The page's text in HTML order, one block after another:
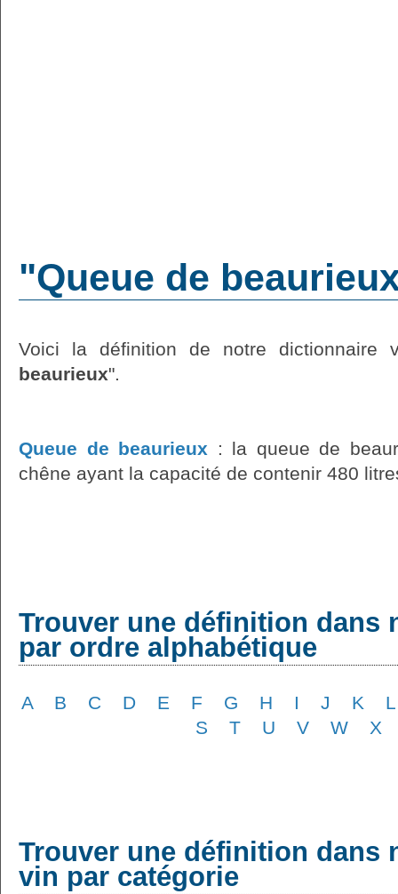
"Queue de
Voici la définition de notre dictionnaire
beaurieux".
Queue de beaurieux : la queue de
chêne ayant la capacité de contenir 480
Trouver une définition dans
par ordre alphabétique
A B C D E F G H I J K
L
S
T U V W X
Trouver une définition dans
vin par catégorie